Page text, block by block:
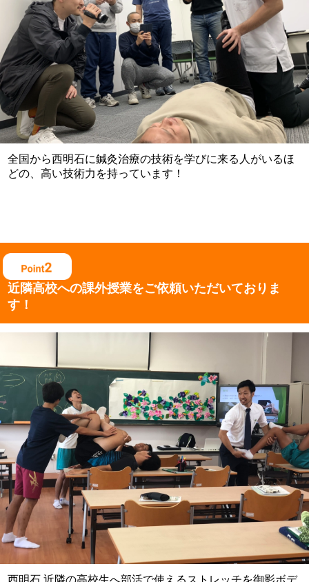
全国から西明石に鍼灸治療の技術を学びに来る人がいるほ
どの、高い技術力を持っています！
近隣高校への課外授業をご依頼いただいておりま
す！
西明石 近隣の高校生へ部活で使えるストレッチを御影ボデ